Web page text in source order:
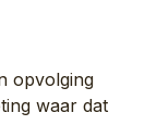
opvolging
waar dat